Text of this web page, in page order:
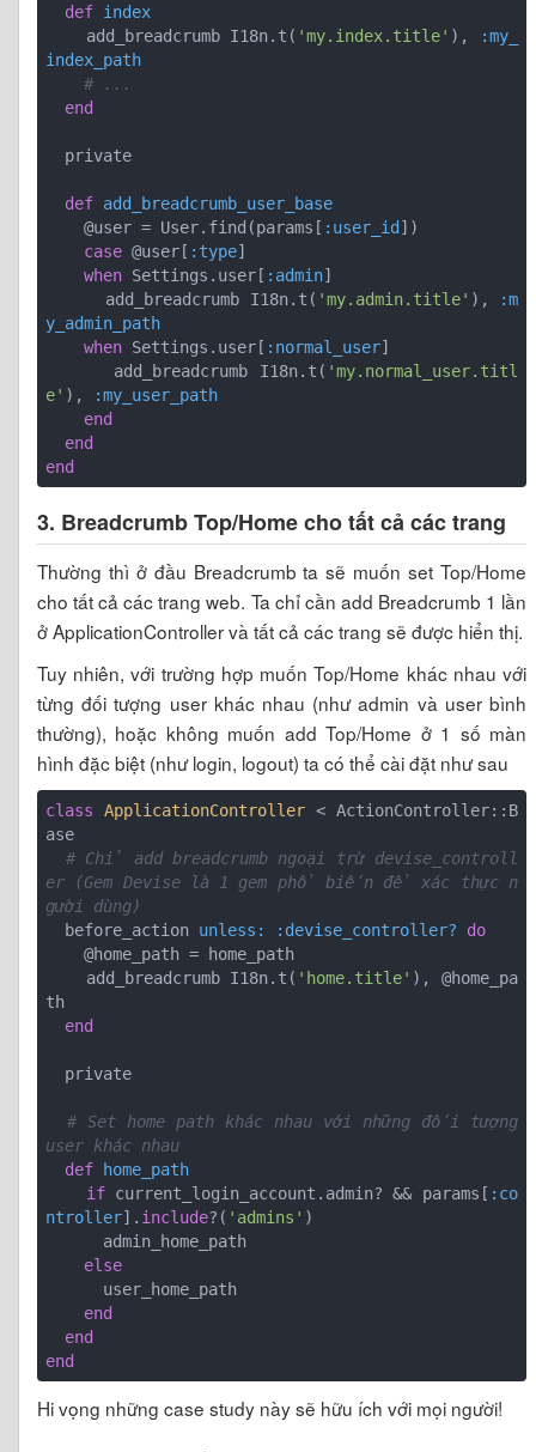
def index
    add_breadcrumb I18n.t(
'my.index.title' ),
:my_
index_path
# ...
end
def add_breadcrumb_user_base
    @user = User.find(params[
:user_id ])
case @user[ :type]
when Settings.user[ :admin]
      add_breadcrumb I18n.t(
'my.admin.title' ),
:m
y_admin_path
when Settings.user[ :normal_user]
      add_breadcrumb I18n.t(
'my.normal_user.titl
e' ),
:my_user_path
end
end
end
3. Breadcrumb Top/Home cho tất cả các trang
Thường thì ở đầu Breadcrumb ta sẽ muốn set Top/Home
cho tất cả các trang web. Ta chỉ cần add Breadcrumb 1 lần
ở ApplicationController và tất cả các trang sẽ được hiển thị.
Tuy nhiên, với trường hợp muốn Top/Home khác nhau với
từng đối tượng user khác nhau (như admin và user bình
thường), hoặc không muốn add Top/Home ở 1 số màn
hình đặc biệt (như login, logout) ta có thể cài đặt như sau
class ApplicationController < ActionController::B
ase
# Chỉ add breadcrumb ngoại trừ devise_controll
er (Gem Devise là 1 gem phổ biến để xác thực n
gười dùng)
  before_action
unless: :devise_controller?
do
    @home_path = home_path
    add_breadcrumb I18n.t(
'home.title' ), @home_pa
th
end
# Set home path khác nhau với những đối tượng
user khác nhau
def
home_path
if current_login_account.admin? && params[ :co
ntroller]. include?( 'admins' )
else
end
end
end
Hi vọng những case study này sẽ hữu ích với mọi người!